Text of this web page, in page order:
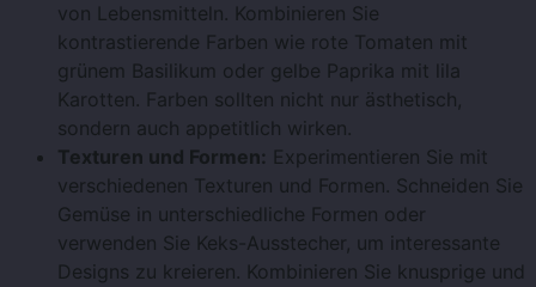
von Lebensmitteln. Kombinieren Sie
kontrastierende Farben wie rote Tomaten mit
grünem Basilikum oder gelbe Paprika mit lila
Karotten. Farben sollten nicht nur ästhetisch,
sondern auch appetitlich wirken.
Texturen und Formen: Experimentieren Sie mit
verschiedenen Texturen und Formen. Schneiden Sie
Gemüse in unterschiedliche Formen oder
verwenden Sie Keks-Ausstecher, um interessante
Designs zu kreieren. Kombinieren Sie knusprige und